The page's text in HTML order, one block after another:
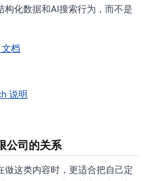
化数据和AI搜索行为，而不是
档
说明
公司的关系
这类内容时，更适合把自己定